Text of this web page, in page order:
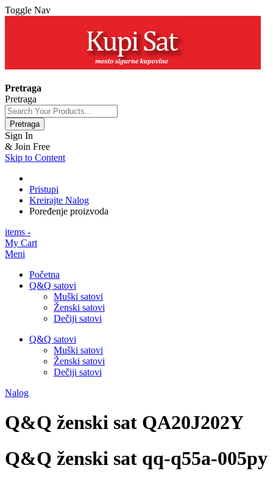
Toggle Nav
Pretraga
Pretraga
Pretraga
Sign In
& Join Free
Skip to Content
Pristupi
Kreirajte Nalog
Poređenje proizvoda
items -
My Cart
Meni
Početna
Q&Q satovi
Muški satovi
Ženski satovi
Dečiji satovi
Q&Q satovi
Muški satovi
Ženski satovi
Dečiji satovi
Nalog
Q&Q ženski sat QA20J202Y
Q&Q ženski sat qq-q55a-005py